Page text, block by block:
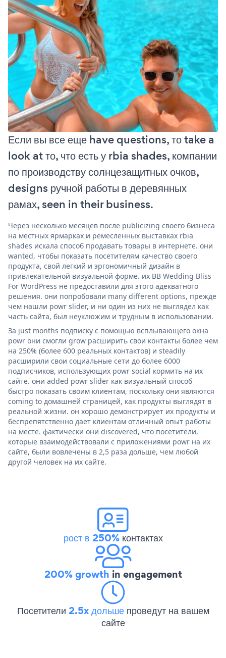
Если вы все еще have questions, то take a
look at то, что есть у rbia shades, компании
по производству солнцезащитных очков,
designs ручной работы в деревянных
рамах, seen in their business.
Через несколько месяцев после publicizing своего бизнеса
на местных ярмарках и ремесленных выставках rbia
shades искала способ продавать товары в интернете. они
wanted, чтобы показать посетителям качество своего
продукта, свой легкий и эргономичный дизайн в
привлекательной визуальной форме. их BB Wedding Bliss
For WordPress не предоставили для этого адекватного
решения. они попробовали many different options, прежде
чем нашли powr slider, и ни один из них не выглядел как
часть сайта, был неуклюжим и трудным в использовании.
За just months подписку с помощью всплывающего окна
powr они смогли grow расширить свои контакты более чем
на 250% (более 600 реальных контактов) и steadily
расширили свои социальные сети до более 6000
подписчиков, использующих powr social кормить на их
сайте. они added powr slider как визуальный способ
быстро показать своим клиентам, поскольку они являются
coming to домашней страницей, как продукты выглядят в
реальной жизни. он хорошо демонстрирует их продукты и
беспрепятственно дает клиентам отличный опыт работы
на месте. фактически они discovered, что посетители,
которые взаимодействовали с приложениями powr на их
сайте, были вовлечены в 2,5 раза дольше, чем любой
другой человек на их сайте.
рост в 250%контактах
200% growth in engagement
Посетители 2.5x дольше проведут на вашем
сайте